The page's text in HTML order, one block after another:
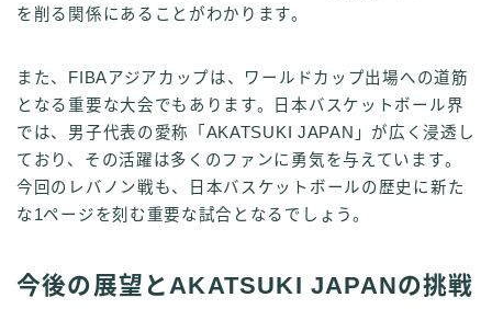
を削る関係にあることがわかります。
また、FIBAアジアカップは、ワールドカップ出場への道筋
となる重要な大会でもあります。日本バスケットボール界
では、男子代表の愛称「AKATSUKI JAPAN」が広く浸透し
ており、その活躍は多くのファンに勇気を与えています。
今回のレバノン戦も、日本バスケットボールの歴史に新た
な1ページを刻む重要な試合となるでしょう。
今後の展望とAKATSUKI JAPANの挑戦